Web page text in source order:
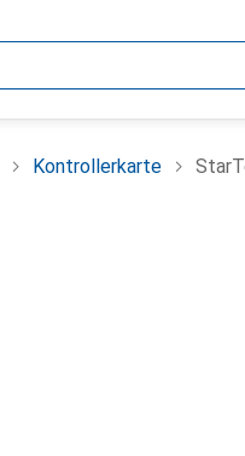
Kontrollerkarte